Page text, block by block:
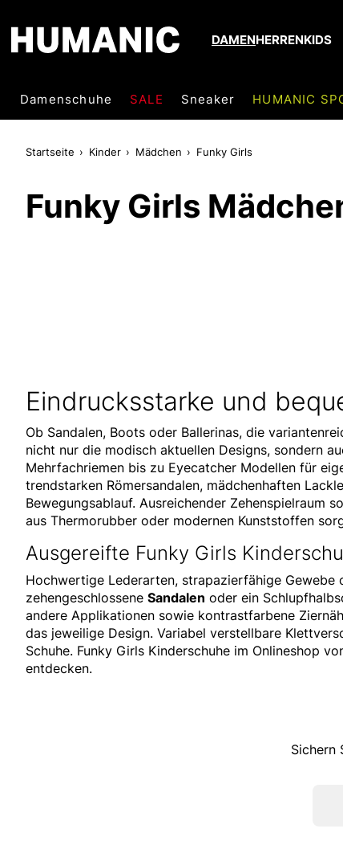
DAMENHERRENKIDS
Damenschuhe SALE Sneaker HUMANIC
Startseite Kinder Mädchen Funky Girls
Funky Girls
Eindrucksstarke und
Ob Sandalen, Boots oder Ballerinas, die
nicht nur die modisch aktuellen Designs, sondern
Mehrfachriemen bis zu Eyecatcher Modellen für
trendstarken Römersandalen, mädchenhaften
Bewegungsablauf. Ausreichender Zehenspielraum
aus Thermorubber oder modernen Kunststoffen
Ausgereifte Funky Girls
Hochwertige Lederarten, strapazierfähige
zehengeschlossene Sandalen oder ein
andere Applikationen sowie kontrastfarbene
das jeweilige Design. Variabel verstellbare
Schuhe. Funky Girls Kinderschuhe im Onlineshop
entdecken.
Sichern